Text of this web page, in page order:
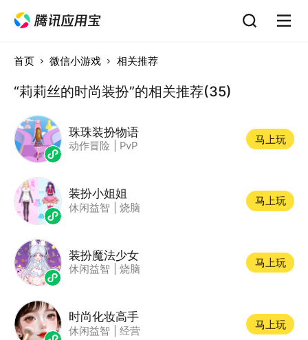
首页 微信小游戏 相关推荐
“莉莉丝的时尚装扮”的相关推荐(35)
珠珠装扮物语
动作冒险 PvP
马上玩
装扮小姐姐
休闲益智 烧脑
马上玩
装扮魔法少女
休闲益智 烧脑
马上玩
时尚化妆高手
休闲益智 经营
马上玩